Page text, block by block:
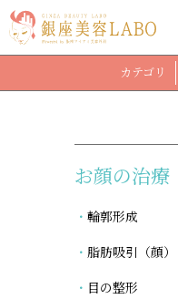
カテゴリ
「二の腕」に関する記事
お顔の治療
輪郭形成
脂肪吸引（顔）
目の整形